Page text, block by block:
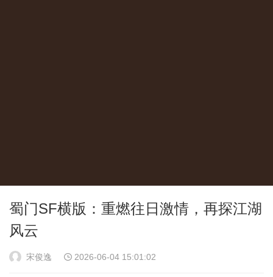
蜀门SF横版：重燃往日激情，再探江湖
风云
宋俊逸 2026-06-04 15:01:02